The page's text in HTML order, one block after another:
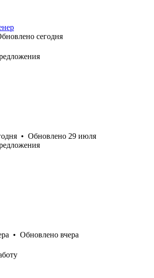
сегодня
• Обновлено 29 июля
• Обновлено вчера